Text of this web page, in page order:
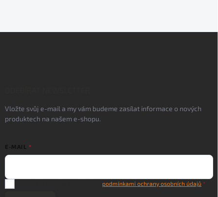
Vložte svůj e-mail a my vám budeme zasílat informace o nových
produktech na našem e-shopu.
E-MAIL
podmínkami ochrany osobních údajů